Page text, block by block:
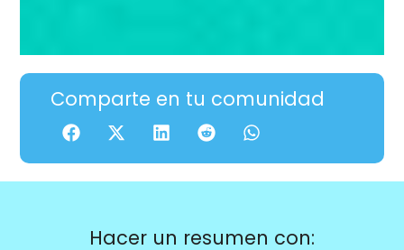
Comparte en tu comunidad
Hacer un resumen con: